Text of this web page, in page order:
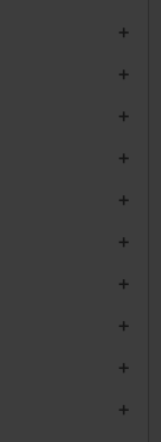









